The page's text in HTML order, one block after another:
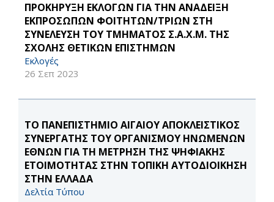
ΠΡΟΚΗΡΥΞΗ ΕΚΛΟΓΩΝ ΓΙΑ ΤΗΝ ΑΝΑΔΕΙΞΗ
ΕΚΠΡΟΣΩΠΩΝ ΦΟΙΤΗΤΩΝ/ΤΡΙΩΝ ΣΤΗ
ΣΥΝΕΛΕΥΣΗ ΤΟΥ ΤΜΗΜΑΤΟΣ Σ.Α.Χ.Μ. ΤΗΣ
ΣΧΟΛΗΣ ΘΕΤΙΚΩΝ ΕΠΙΣΤΗΜΩΝ
Εκλογές
26 Σεπ 2023
ΤΟ ΠΑΝΕΠΙΣΤΗΜΙΟ ΑΙΓΑΙΟΥ ΑΠΟΚΛΕΙΣΤΙΚΟΣ
ΣΥΝΕΡΓΑΤΗΣ ΤΟΥ ΟΡΓΑΝΙΣΜΟΥ ΗΝΩΜΕΝΩΝ
ΕΘΝΩΝ ΓΙΑ ΤΗ ΜΕΤΡΗΣΗ ΤΗΣ ΨΗΦΙΑΚΗΣ
ΕΤΟΙΜΟΤΗΤΑΣ ΣΤΗΝ ΤΟΠΙΚΗ ΑΥΤΟΔΙΟΙΚΗΣΗ
ΣΤΗΝ ΕΛΛΑΔΑ
Δελτία Τύπου